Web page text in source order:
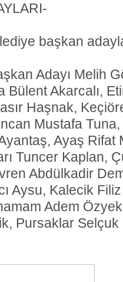
başkan
Adayı Melih
Bülent Akarcalı,
Haşnak,
Mustafa
Ayaş Rifat
Tuncer Kaplan,
Abdülkadir
Aysu, Kalecik
Adem
Pursaklar